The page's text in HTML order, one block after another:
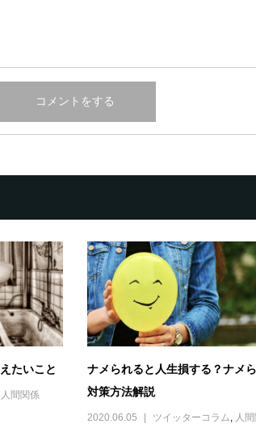
たいこと
人間関係
ナメられると人生損する？ナメ
対策方法解説
2020.06.05 ツイッターコラム 人